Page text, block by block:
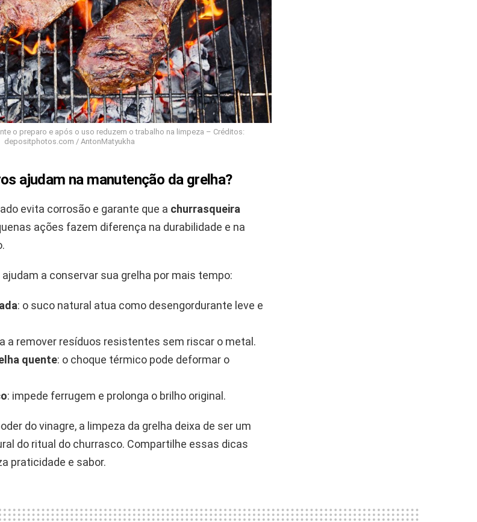
o preparo e após o uso reduzem o trabalho na limpeza – Créditos:
depositphotos.com / AntonMatyukha
ajudam na manutenção da grelha?
evita corrosão e garante que a churrasqueira
ações fazem diferença na durabilidade e na
a conservar sua grelha por mais tempo:
: o suco natural atua como desengordurante leve e
a remover resíduos resistentes sem riscar o metal.
quente: o choque térmico pode deformar o
: impede ferrugem e prolonga o brilho original.
do vinagre, a limpeza da grelha deixa de ser um
do ritual do churrasco. Compartilhe essas dicas
praticidade e sabor.